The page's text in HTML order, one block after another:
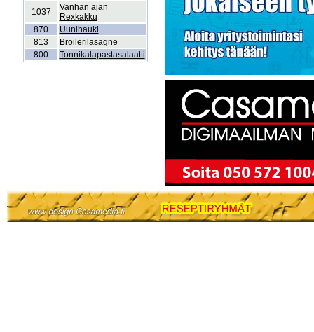
1037
Vanhan ajan
Rexkakku
870
Uunihauki
813
Broilerilasagne
800
Tonnikalapastasalaatti